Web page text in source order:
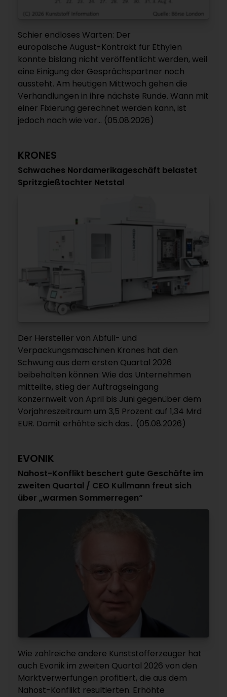
Schier endloses Warten: Der
europäische August-Kontrakt für Ethylen
konnte bislang nicht veröffentlicht werden, weil
eine Einigung der Gesprächspartner noch
aussteht. Am heutigen Mittwoch gehen die
Verhandlungen in ihre nächste Runde. Wann mit
einer Fixierung gerechnet werden kann, ist
jedoch nach wie vor... (05.08.2026)
KRONES
Schwaches Nordamerikageschäft belastet
Spritzgießtochter Netstal
Der Hersteller von Abfüll- und
Verpackungsmaschinen Krones hat den
Schwung aus dem ersten Quartal 2026
beibehalten können: Wie das Unternehmen
mitteilte, stieg der Auftragseingang
konzernweit von April bis Juni gegenüber dem
Vorjahreszeitraum um 3,5 Prozent auf 1,34 Mrd
EUR. Damit erhöhte sich das... (05.08.2026)
EVONIK
Nahost-Konflikt beschert gute Geschäfte im
zweiten Quartal / CEO Kullmann freut sich
über „warmen Sommerregen“
Wie zahlreiche andere Kunststofferzeuger hat
auch Evonik im zweiten Quartal 2026 von den
Marktverwerfungen profitiert, die aus dem
Nahost-Konflikt resultierten. Erhöhte